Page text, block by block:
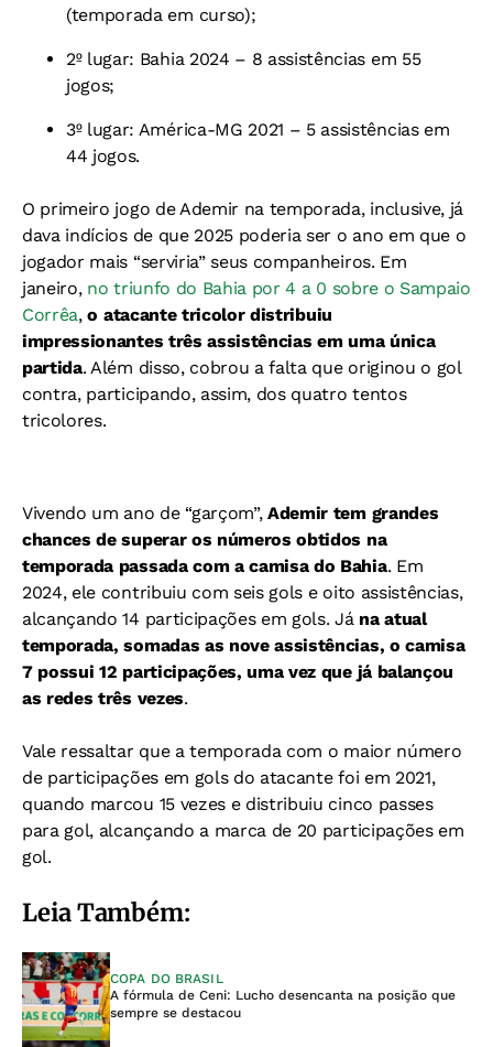
(temporada em curso);
2º lugar: Bahia 2024 – 8 assistências em 55
jogos;
3º lugar: América-MG 2021 – 5 assistências em
44 jogos.
O primeiro jogo de Ademir na temporada, inclusive, já
dava indícios de que 2025 poderia ser o ano em que o
jogador mais “serviria” seus companheiros. Em
janeiro, no triunfo do Bahia por 4 a 0 sobre o Sampaio
Corrêa,o atacante tricolor distribuiu
impressionantes três assistências em uma única
partida. Além disso, cobrou a falta que originou o gol
contra, participando, assim, dos quatro tentos
tricolores.
Vivendo um ano de “garçom”,Ademir tem grandes
chances de superar os números obtidos na
temporada passada com a camisa do Bahia. Em
2024, ele contribuiu com seis gols e oito assistências,
alcançando 14 participações em gols. Já na atual
temporada, somadas as nove assistências, o camisa
7 possui 12 participações, uma vez que já balançou
as redes três vezes.
Vale ressaltar que a temporada com o maior número
de participações em gols do atacante foi em 2021,
quando marcou 15 vezes e distribuiu cinco passes
para gol, alcançando a marca de 20 participações em
gol.
Leia Também:
COPA DO BRASIL
A fórmula de Ceni: Lucho desencanta na posição que
sempre se destacou